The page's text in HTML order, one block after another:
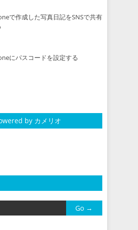
で作成した写真日記をSNSで共有
にパスコードを設定する
by カメリオ